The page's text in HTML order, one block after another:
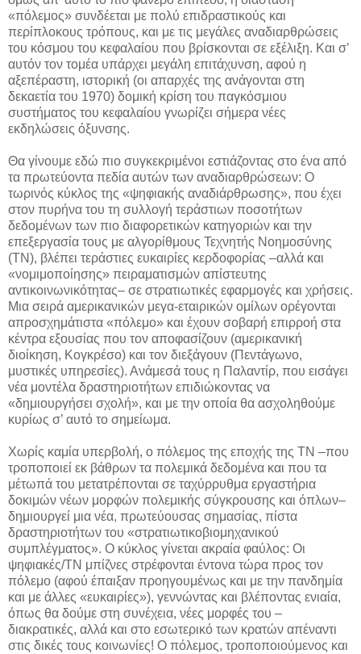
«πόλεμος» συνδέεται με πολύ επιδραστικούς και
περίπλοκους τρόπους, και με τις μεγάλες αναδιαρθρώσεις
του κόσμου του κεφαλαίου που βρίσκονται σε εξέλιξη. Και σ’
αυτόν τον τομέα υπάρχει μεγάλη επιτάχυνση, αφού η
αξεπέραστη, ιστορική (οι απαρχές της ανάγονται στη
δεκαετία του 1970) δομική κρίση του παγκόσμιου
συστήματος του κεφαλαίου γνωρίζει σήμερα νέες
εκδηλώσεις όξυνσης.
Θα γίνουμε εδώ πιο συγκεκριμένοι εστιάζοντας στο ένα από
τα πρωτεύοντα πεδία αυτών των αναδιαρθρώσεων: Ο
τωρινός κύκλος της «ψηφιακής αναδιάρθρωσης», που έχει
στον πυρήνα του τη συλλογή τεράστιων ποσοτήτων
δεδομένων των πιο διαφορετικών κατηγοριών και την
επεξεργασία τους με αλγορίθμους Τεχνητής Νοημοσύνης
(ΤΝ), βλέπει τεράστιες ευκαιρίες κερδοφορίας –αλλά και
«νομιμοποίησης» πειραματισμών απίστευτης
αντικοινωνικότητας– σε στρατιωτικές εφαρμογές και χρήσεις.
Μια σειρά αμερικανικών μεγα-εταιρικών ομίλων ορέγονται
απροσχημάτιστα «πόλεμο» και έχουν σοβαρή επιρροή στα
κέντρα εξουσίας που τον αποφασίζουν (αμερικανική
διοίκηση, Κογκρέσο) και τον διεξάγουν (Πεντάγωνο,
μυστικές υπηρεσίες). Ανάμεσά τους η Παλαντίρ, που εισάγει
νέα μοντέλα δραστηριοτήτων επιδιώκοντας να
«δημιουργήσει σχολή», και με την οποία θα ασχοληθούμε
κυρίως σ’ αυτό το σημείωμα.
Χωρίς καμία υπερβολή, ο πόλεμος της εποχής της ΤΝ –που
τροποποιεί εκ βάθρων τα πολεμικά δεδομένα και που τα
μέτωπά του μετατρέπονται σε ταχύρρυθμα εργαστήρια
δοκιμών νέων μορφών πολεμικής σύγκρουσης και όπλων–
δημιουργεί μια νέα, πρωτεύουσας σημασίας, πίστα
δραστηριοτήτων του «στρατιωτικοβιομηχανικού
συμπλέγματος». Ο κύκλος γίνεται ακραία φαύλος: Οι
ψηφιακές/ΤΝ μπίζνες στρέφονται έντονα τώρα προς τον
πόλεμο (αφού έπαιξαν προηγουμένως και με την πανδημία
και με άλλες «ευκαιρίες»), γεννώντας και βλέποντας ενιαία,
όπως θα δούμε στη συνέχεια, νέες μορφές του –
διακρατικές, αλλά και στο εσωτερικό των κρατών απέναντι
στις δικές τους κοινωνίες! Ο πόλεμος, τροποποιούμενος και